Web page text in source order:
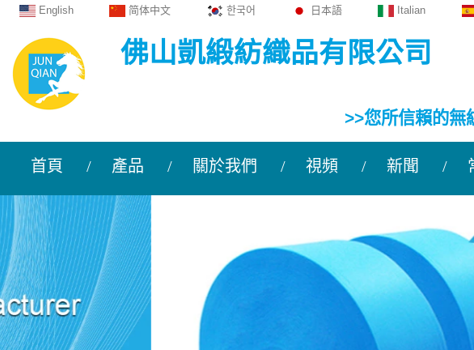
English 简体中文 한국어 日本語 Italian
佛山凱緞紡織品有限公司
>>您所信賴的無
首頁 產品 關於我們 視頻 新聞